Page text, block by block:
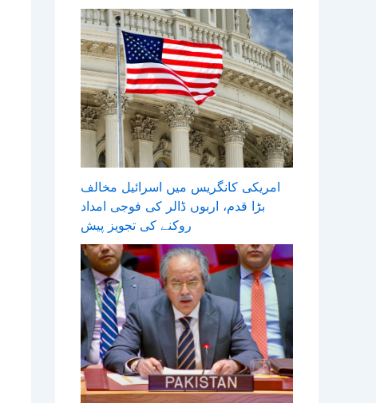
امریکی کانگریس میں اسرائیل مخالف
بڑا قدم، اربوں ڈالر کی فوجی امداد
روکنے کی تجویز پیش